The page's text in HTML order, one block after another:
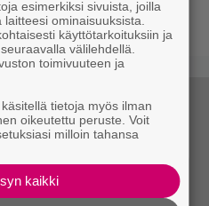
Steamiin
esimerkiksi sivuista, joilla
ominaisuuksista.
käyttötarkoituksiin ja
välilehdellä.
toimivuuteen ja
tietoja myös ilman
oikeutettu peruste. Voit
milloin tahansa
kaikki